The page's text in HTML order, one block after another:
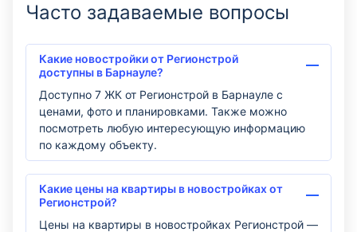
Часто задаваемые вопросы
Какие новостройки от Регионстрой
доступны в Барнауле?
Доступно 7 ЖК от Регионстрой в Барнауле с
ценами, фото и планировками. Также можно
посмотреть любую интересующую информацию
по каждому объекту.
Какие цены на квартиры в новостройках от
Регионстрой?
Цены на квартиры в новостройках Регионстрой —